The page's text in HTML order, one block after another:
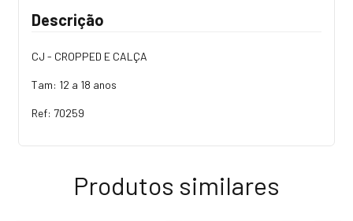
Descrição
CJ - CROPPED E CALÇA
Tam: 12 a 18 anos
Ref: 70259
Produtos similares